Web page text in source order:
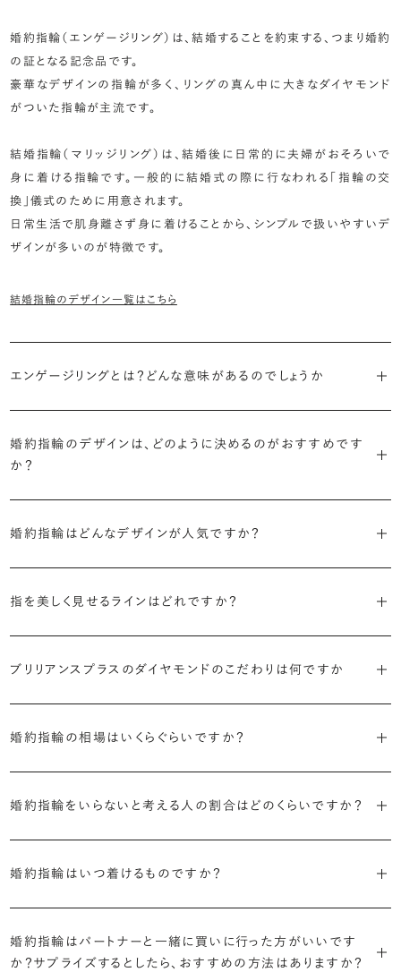
婚約指輪（エンゲージリング）は、結婚することを約束する、つまり婚約
の証となる記念品です。
豪華なデザインの指輪が多く、リングの真ん中に大きなダイヤモンド
がついた指輪が主流です。
結婚指輪（マリッジリング）は、結婚後に日常的に夫婦がおそろいで
身に着ける指輪です。一般的に結婚式の際に行なわれる「指輪の交
換」儀式のために用意されます。
日常生活で肌身離さず身に着けることから、シンプルで扱いやすいデ
ザインが多いのが特徴です。
結婚指輪のデザイン一覧はこちら
エンゲージリングとは？どんな意味があるのでしょうか
リング」は婚約指輪の別名です。
婚約指輪のデザインは、どのように決めるのがおすすめです
か？
す。
流行に左右されないデザインであること、そして年齢を重ねた手にも
・着用シーンを想像して選ぶ
掛かりにくさに配慮されていたり、ダイヤモンドの大きさ自体も控えめ
・何を重要視するか明確にする
とはいえたくさんの選択肢の中から、たった一つのリングを選ぶのは
バイスを受けてみてください。より後悔のない婚約指輪選びにつなが
婚約指輪はどんなデザインが人気ですか？
リリアンスプラスでも不動の人気を誇ります。
主役のダイヤモンドの横に小ぶりなメレダイヤモンドでアクセントを添
・「ヘイロー」
指を美しく見せるラインはどれですか？
見えやすいと言われています。
てきます。ぜひ、所要時間30秒のブリリアンスプラスオリジナル診断を
婚約指輪診断を試してみる
ブリリアンスプラスのダイヤモンドのこだわりは何ですか
種類、品質、価格に至るまで、あらゆる価値観に合う多様なダイヤモン
きます。
流通の上流からの仕入れ、余分な在庫を持たない取り組みなどで、従
婚約指輪の相場はいくらぐらいですか？
平均で約43.8万円。30〜40万円未満の範囲で選ぶカップルが18.7%
も可能です。
婚約指輪をいらないと考える人の割合はどのくらいですか？
人は67.1%。そのうち婚約指輪を贈られた人は67.9%と、全体の約5割
婚約指輪は結婚するために必須のものではありませんが、中には「昔
から憧れがあったがパートナーに遠慮して欲しいと言い出せなかっ
婚約指輪はいつ着けるものですか？
ん。
婚約指輪はパートナーと一緒に買いに行った方がいいです
か？サプライズするとしたら、おすすめの方法はありますか？